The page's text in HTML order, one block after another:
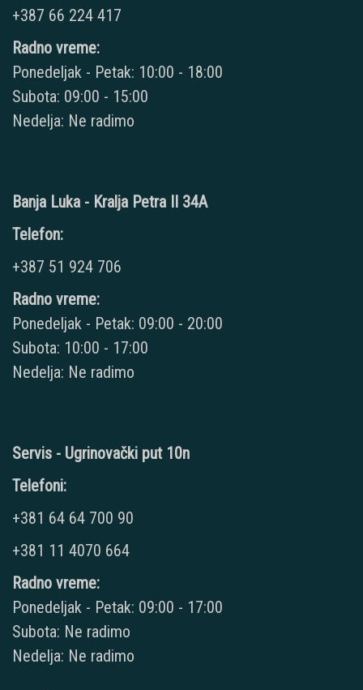
+387 66 224 417
Radno vreme:
Ponedeljak - Petak: 10:00 - 18:00
Subota: 09:00 - 15:00
Nedelja: Ne radimo
Banja Luka - Kralja Petra II 34A
Telefon:
+387 51 924 706
Radno vreme:
Ponedeljak - Petak: 09:00 - 20:00
Subota: 10:00 - 17:00
Nedelja: Ne radimo
Servis - Ugrinovački put 10n
Telefoni:
+381 64 64 700 90
+381 11 4070 664
Radno vreme:
Ponedeljak - Petak: 09:00 - 17:00
Subota: Ne radimo
Nedelja: Ne radimo